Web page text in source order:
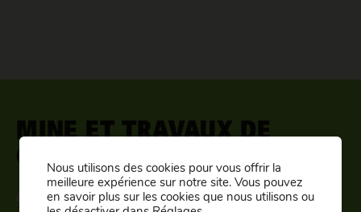
MINE ET TRAVAUX DE
CHANTIER
CSMO Mines
Nous utilisons des cookies pour vous offrir la
meilleure expérience sur notre site. Vous pouvez
en savoir plus sur les cookies que nous utilisons ou